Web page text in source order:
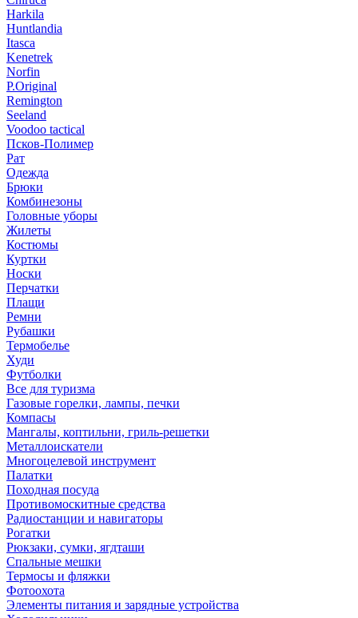
Harkila
Huntlandia
Itasca
Kenetrek
Norfin
P.Original
Remington
Seeland
Voodoo tactical
Псков-Полимер
Рат
Одежда
Брюки
Комбинезоны
Головные уборы
Жилеты
Костюмы
Куртки
Носки
Перчатки
Плащи
Ремни
Рубашки
Термобелье
Худи
Футболки
Все для туризма
Газовые горелки, лампы, печки
Компасы
Мангалы, коптильни, гриль-решетки
Металлоискатели
Многоцелевой инструмент
Палатки
Походная посуда
Противомоскитные средства
Радиостанции и навигаторы
Рогатки
Рюкзаки, сумки, ягдташи
Спальные мешки
Термосы и фляжки
Фотоохота
Элементы питания и зарядные устройства